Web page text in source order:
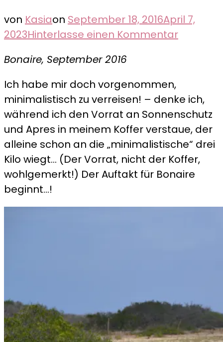
von Kasiaon September 18, 2016April 7,
2023Hinterlasse einen Kommentarzu
Bonaire
Bonaire, September 2016
Ich habe mir doch vorgenommen,
minimalistisch zu verreisen! – denke ich,
während ich den Vorrat an Sonnenschutz
und Apres in meinem Koffer verstaue, der
alleine schon an die „minimalistische“ drei
Kilo wiegt… (Der Vorrat, nicht der Koffer,
wohlgemerkt!) Der Auftakt für Bonaire
beginnt…!